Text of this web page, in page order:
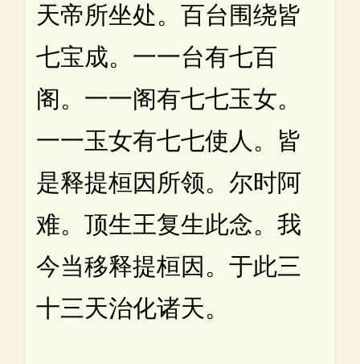
天帝所坐处。百台围绕皆
七宝成。一一台有七百
阁。一一阁有七七玉女。
一一玉女有七七使人。皆
是释提桓因所领。尔时阿
难。顶生王复生此念。我
今当移释提桓因。于此三
十三天治化诸天。